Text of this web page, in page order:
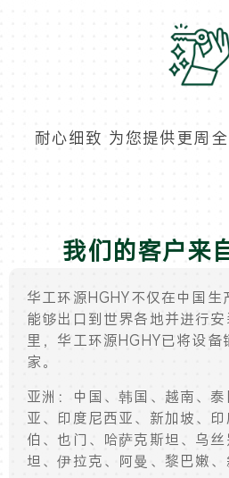
耐心细致 为您提供更周
我们的客户来
华工环源HGHY不仅在中国
能够出口到世界各地并进行
里，华工环源HGHY已将设
家。
亚洲：中国、韩国、越南、
亚、印度尼西亚、新加坡、
伯、也门、哈萨克斯坦、乌
坦、伊拉克、阿曼、黎巴嫩